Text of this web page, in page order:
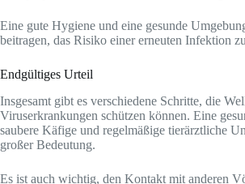
Eine gute Hygiene und eine gesunde
beitragen, das Risiko einer erneuten Infektion
Endgültiges Urteil
Insgesamt gibt es verschiedene Schritte, die
Viruserkrankungen schützen können. Eine
saubere Käfige und regelmäßige tierärztliche
großer Bedeutung.
Es ist auch wichtig, den Kontakt mit anderen